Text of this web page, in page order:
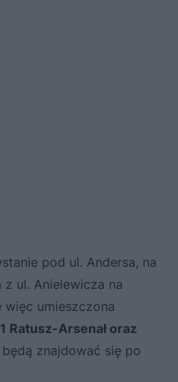
pod ul. Andersa, na
ul. Anielewicza na
więc umieszczona
Ratusz-Arsenał oraz
będą znajdować się po